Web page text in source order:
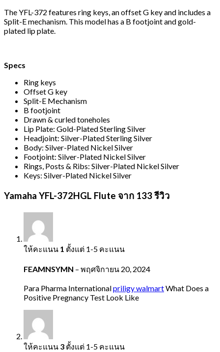
The YFL-372 features ring keys, an offset G key and includes a
Split-E mechanism. This model has a B footjoint and gold-
plated lip plate.
Specs
Ring keys
Offset G key
Split-E Mechanism
B footjoint
Drawn & curled toneholes
Lip Plate: Gold-Plated Sterling Silver
Headjoint: Silver-Plated Sterling Silver
Body: Silver-Plated Nickel Silver
Footjoint: Silver-Plated Nickel Silver
Rings, Posts & Ribs: Silver-Plated Nickel Silver
Keys: Silver-Plated Nickel Silver
Yamaha YFL-372HGL Flute จาก 133 รีวิว
ให้คะแนน 1 ตั้งแต่ 1-5 คะแนน
FEAMNSYMN – พฤศจิกายน 20, 2024
Para Pharma Internationalpriligy walmartWhat Does a
Positive Pregnancy Test Look Like
ให้คะแนน 3 ตั้งแต่ 1-5 คะแนน